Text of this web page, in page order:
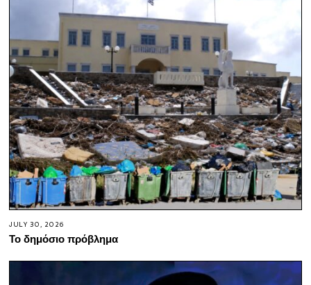
JULY 30, 2026
Το δημόσιο πρόβλημα